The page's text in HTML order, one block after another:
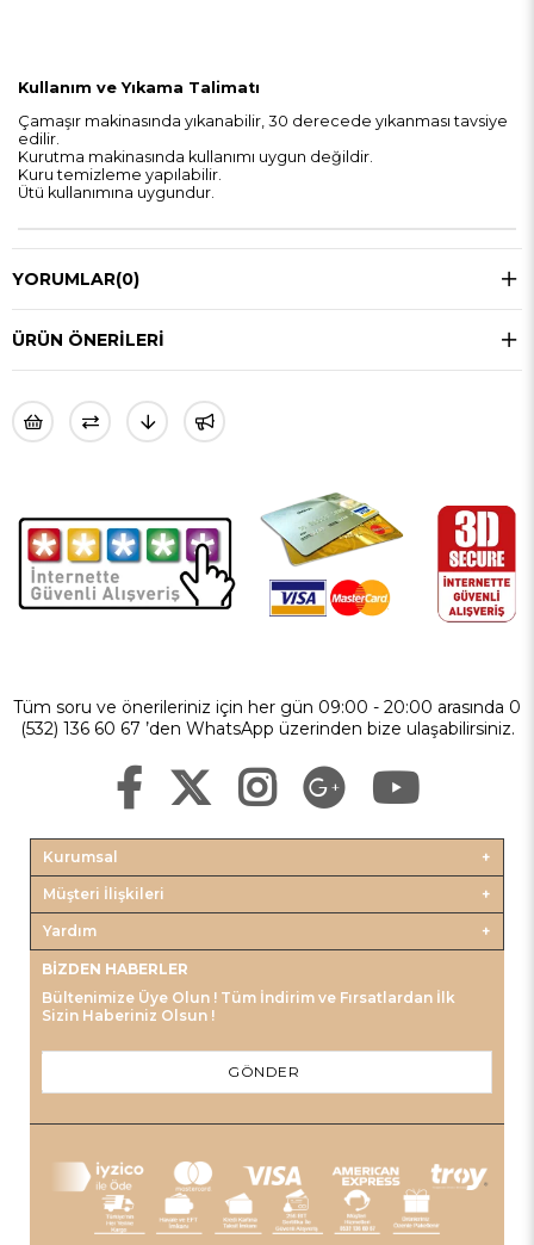
Kullanım ve Yıkama Talimatı
Çamaşır makinasında yıkanabilir, 30 derecede yıkanması tavsiye
edilir.
Kurutma makinasında kullanımı uygun değildir.
Kuru temizleme yapılabilir.
Ütü kullanımına uygundur.
YORUMLAR(0)
ÜRÜN ÖNERILERI
Tüm soru ve önerileriniz için her gün 09:00 - 20:00 arasında 0
(532) 136 60 67 ’den WhatsApp üzerinden bize ulaşabilirsiniz.
Kurumsal
Müşteri İlişkileri
Yardım
BIZDEN HABERLER
Bültenimize Üye Olun ! Tüm İndirim ve Fırsatlardan İlk
Sizin Haberiniz Olsun !
GÖNDER